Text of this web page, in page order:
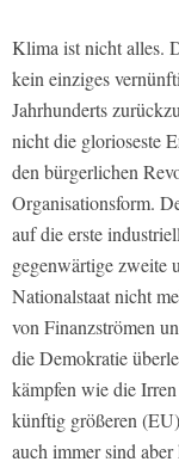
Klima ist nicht alles.
kein einziges
Jahrhunderts
nicht die glorioseste
den bürgerlichen
Organisationsform.
auf die erste
gegenwärtige zweite
Nationalstaat nicht
von Finanzströmen
die Demokratie
kämpfen wie die
künftig größeren
auch immer sind